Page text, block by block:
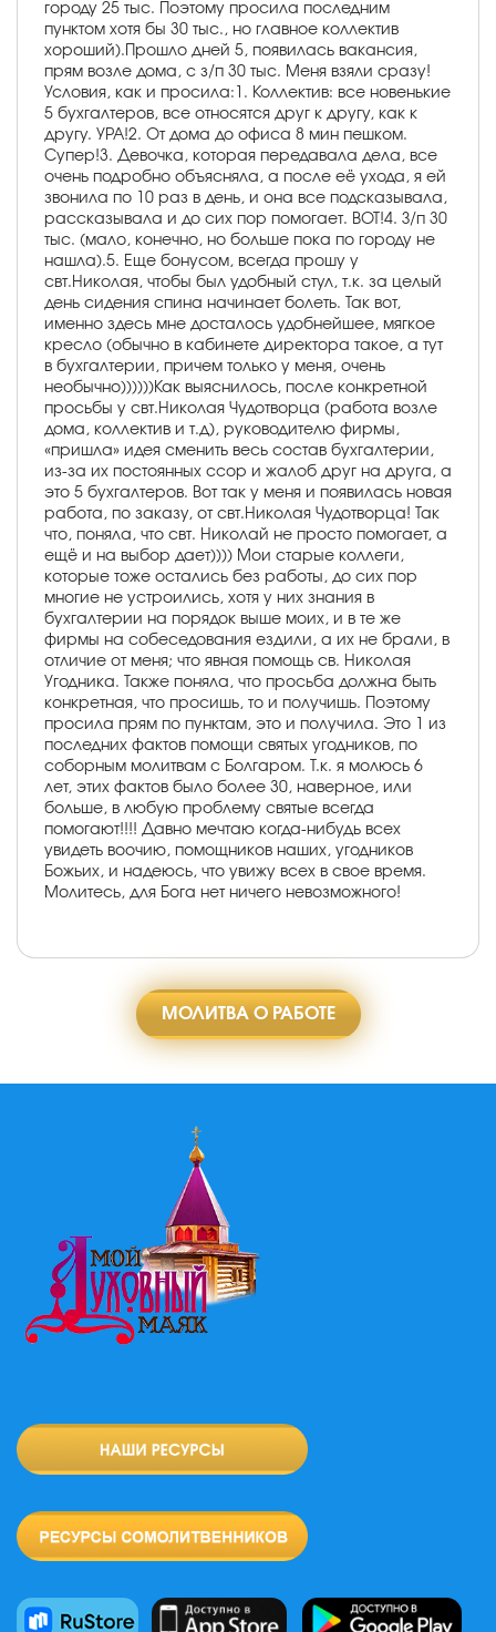
городу 25 тыс. Поэтому просила последним
пунктом хотя бы 30 тыс., но главное коллектив
хороший).Прошло дней 5, появилась вакансия,
прям возле дома, с з/п 30 тыс. Меня взяли сразу!
Условия, как и просила:1. Коллектив: все новенькие
5 бухгалтеров, все относятся друг к другу, как к
другу. УРА!2. От дома до офиса 8 мин пешком.
Супер!3. Девочка, которая передавала дела, все
очень подробно объясняла, а после её ухода, я ей
звонила по 10 раз в день, и она все подсказывала,
рассказывала и до сих пор помогает. ВОТ!4. З/п 30
тыс. (мало, конечно, но больше пока по городу не
нашла).5. Еще бонусом, всегда прошу у
свт.Николая, чтобы был удобный стул, т.к. за целый
день сидения спина начинает болеть. Так вот,
именно здесь мне досталось удобнейшее, мягкое
кресло (обычно в кабинете директора такое, а тут
в бухгалтерии, причем только у меня, очень
необычно))))))Как выяснилось, после конкретной
просьбы у свт.Николая Чудотворца (работа возле
дома, коллектив и т.д), руководителю фирмы,
«пришла» идея сменить весь состав бухгалтерии,
из-за их постоянных ссор и жалоб друг на друга, а
это 5 бухгалтеров. Вот так у меня и появилась новая
работа, по заказу, от свт.Николая Чудотворца! Так
что, поняла, что свт. Николай не просто помогает, а
ещё и на выбор дает)))) Мои старые коллеги,
которые тоже остались без работы, до сих пор
многие не устроились, хотя у них знания в
бухгалтерии на порядок выше моих, и в те же
фирмы на собеседования ездили, а их не брали, в
отличие от меня; что явная помощь св. Николая
Угодника. Также поняла, что просьба должна быть
конкретная, что просишь, то и получишь. Поэтому
просила прям по пунктам, это и получила. Это 1 из
последних фактов помощи святых угодников, по
соборным молитвам с Болгаром. Т.к. я молюсь 6
лет, этих фактов было более 30, наверное, или
больше, в любую проблему святые всегда
помогают!!!! Давно мечтаю когда-нибудь всех
увидеть воочию, помощников наших, угодников
Божьих, и надеюсь, что увижу всех в свое время.
Молитесь, для Бога нет ничего невозможного!
МОЛИТВА О РАБОТЕ